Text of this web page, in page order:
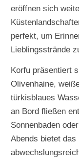
eröffnen sich
perfekt, um
Lieblingsstrände
Korfu präsentiert
Olivenhaine,
türkisblaues
an Bord fließen
Sonnenbaden
Abends bietet das